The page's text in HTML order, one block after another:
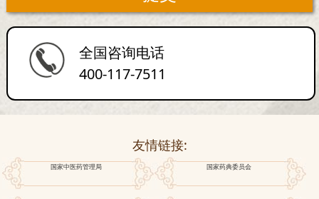
全国咨询电话
400-117-7511
友情链接:
国家中医药管理局 国家药典委员会